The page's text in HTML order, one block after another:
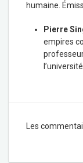
humaine.
Pierre
empires
Les